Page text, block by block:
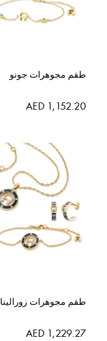
طقم مجوهرات جونو
AED 1,152.20
طقم مجوهرات زورالينا
AED 1,229.27